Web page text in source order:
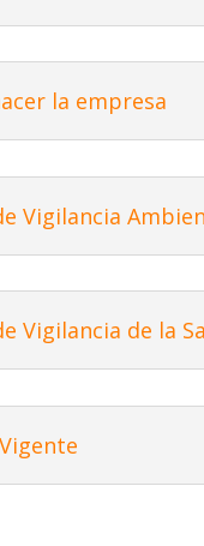
la empresa
Vigilancia
Vigilancia de la